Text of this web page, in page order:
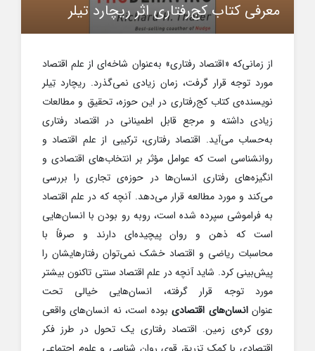
معرفی کتاب کج‌رفتاری اثر ریچارد تیلر
از زمانی‌که «اقتصاد رفتاری» به‌عنوان شاخه‌ای از علم اقتصاد
مورد توجه قرار گرفت، زمان زیادی نمی‌گذرد. ریچارد تِیلر
نویسنده‌ی کتاب کج‌رفتاری در این حوزه، تحقیق و مطالعات
زیادی داشته و مرجع قابل اطمینانی در اقتصاد رفتاری
به‌حساب می‌آید. اقتصاد رفتاری، ترکیبی از علم اقتصاد و
روانشناسی است که عوامل مؤثر بر انتخاب‌های اقتصادی و
انگیزه‌های رفتاری انسان‌ها در حوزه‌ی تجاری را بررسی
می‌کند و مورد مطالعه قرار می‌دهد. آنچه که در علم اقتصاد
به فراموشی سپرده شده است، روبه رو بودن با انسان‌هایی
است که ذهن و روان پیچیده‌ای دارند و صرفاً با
محاسبات ریاضی و اقتصاد خشک نمی‌توان رفتارهایشان را
پیش‌بینی کرد. شاید آنچه در علم اقتصاد سنتی تاکنون بیشتر
مورد توجه قرار گرفته، انسان‌هایی خیالی تحت
عنوانانسان‌های اقتصادیبوده است، نه انسان‌های واقعی
روی کره‌ی زمین. اقتصاد رفتاری یک تحول در طرز فکر